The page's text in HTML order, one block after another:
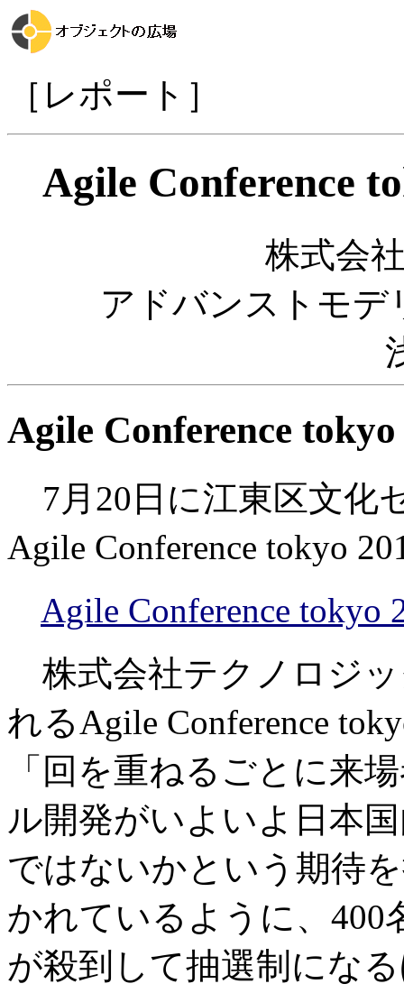
［レポート］
Agile Conference
株式会
アドバンストモ
Agile Conference
7月20日に江東区文化
Agile Conference tokyo
Agile Conference tokyo
株式会社テクノロジ
れるAgile Conference
「回を重ねるごとに来
ル開発がいよいよ日本
ではないかという期待
かれているように、400
が殺到して抽選制にな